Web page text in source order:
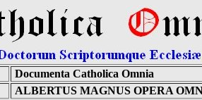
Documenta Catholica Omnia
ALBERTUS MAGNUS OPERA